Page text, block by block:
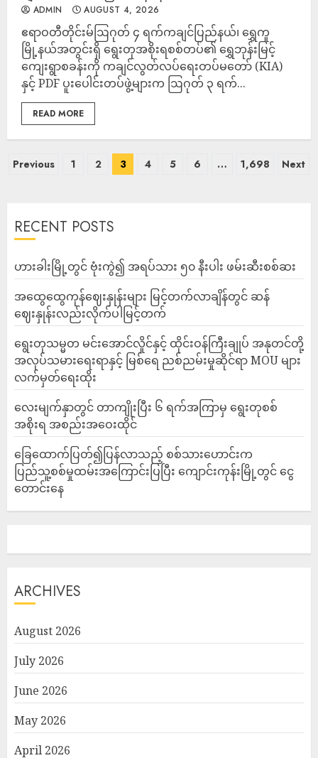
ADMIN AUGUST 4, 2026
‎ဧရာဝတီတိုင်းမ်‎ဩဂုတ် ၄ ရက်‎‎ကချင်ပြည်နယ်၊ ရွှေကူ
မြို့နယ်အတွင်းရှိ ရွေးတုအစိုးရစစ်တပ်၏ ရွှေဘုန်းမြင့်
ကျေးရွာစခန်းကို ကချင်လွတ်လပ်ရေးတပ်မတော် (KIA)
နှင့် PDF ပူးပေါင်းတပ်ဖွဲ့များက ဩဂုတ် ၃ ရက်...
READ MORE
Previous 1 2 3 4 5 6 … 1,698 Next
RECENT POSTS
ဟားခါးမြို့တွင် ဗုံးကွဲ၍ အရပ်သား ၅၀ နီးပါး ဖမ်းဆီးစစ်ဆး
အထွေထွေကုန်ဈေးနှုန်းများ မြင့်တက်လာချိန်တွင် ဆန်
ဈေးနှုန်းလည်းလိုက်ပါမြင့်တက်
ရွေးတုသမ္မတ မင်းအောင်လှိုင်နှင့် ထိုင်းဝန်ကြီးချုပ် အနုတင်တို့
အလုပ်သမားရေးရာနှင့် မြစ်ရေ ညစ်ညမ်းမှုဆိုင်ရာ MOU များ
လက်မှတ်ရေးထိုး
လေးမျက်နှာတွင် တာကျိုးပြီး ၆ ရက်အကြာမှ ရွေးတုစစ်
အစိုးရ အစည်းအဝေးထိုင်
ခြေထောက်ပြတ်၍ပြန်လာသည့် စစ်သားဟောင်းက
ပြည်သူ့စစ်မှုထမ်းအကြောင်းပြပြီး ကျောင်းကုန်းမြို့တွင် ငွေ
တောင်းနေ
ARCHIVES
August 2026
July 2026
June 2026
May 2026
April 2026